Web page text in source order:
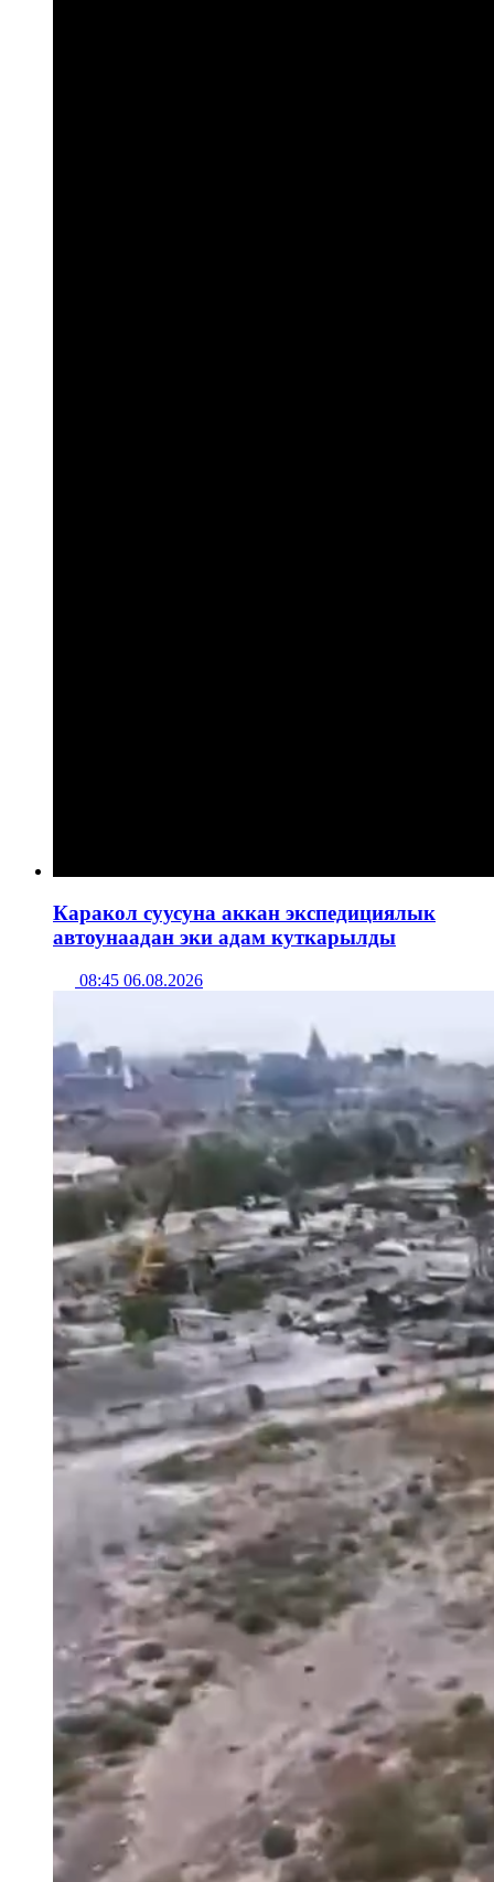
Каракол суусуна аккан экспедициялык
автоунаадан эки адам куткарылды
08:45 06.08.2026